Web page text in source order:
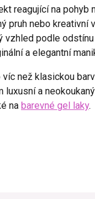
reagující na pohyb
pruh nebo kreativní
vzhled podle odstínu
a elegantní
než klasickou
luxusní a
na barevné gel laky.